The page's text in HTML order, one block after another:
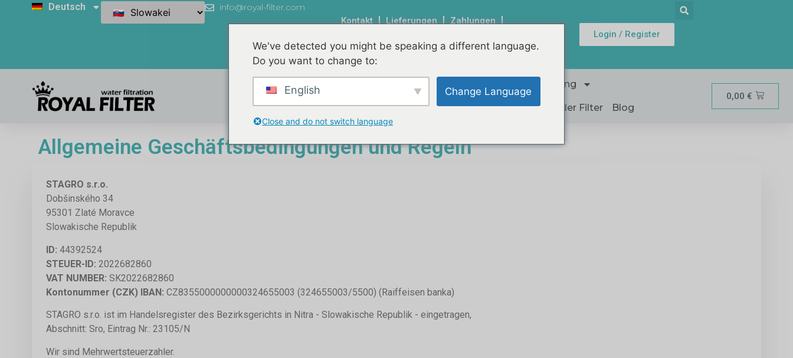
Deutsch
info@royal-filter.com
Kontakt
Lieferungen Zahlungen
Allgemeine Geschäftsbedingungen und Regeln
Login / Register
Hauptseite Wasserwartung
Herstellung von kundenspezifischen Filtern Messung und Auswahl der Filter Blog
0,00€
Allgemeine Geschäftsbedingungen und Regeln
STAGRO s.r.o.
Dobšinského 34
95301 Zlaté Moravce
Slowakische Republik
ID: 44392524
STEUER-ID: 2022682860
VAT NUMBER: SK2022682860
Kontonummer (CZK) IBAN: CZ8355000000000324655003 (324655003/5500) (Raiffeisen banka)
STAGRO s.r.o. ist im Handelsregister des Bezirksgerichts in Nitra - Slowakische Republik - eingetragen,
Abschnitt: Sro, Eintrag Nr.: 23105/N
Wir sind Mehrwertsteuerzahler.
We've detected you might be speaking a different language.
Do you want to change to:
English Change Language
Close and do not switch language